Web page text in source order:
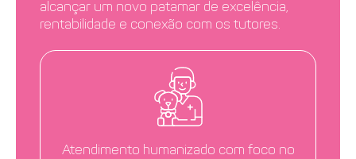
alcançar um novo patamar de excelência,
rentabilidade e conexão com os tutores.
Atendimento humanizado com foco no